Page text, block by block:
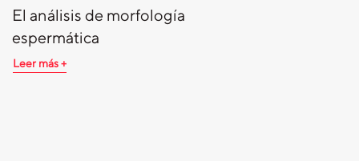
El análisis de morfología
espermática
Leer más +